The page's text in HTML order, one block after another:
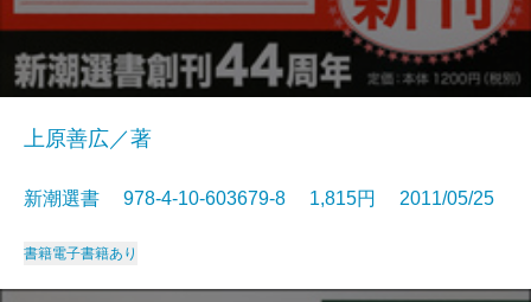
上原善広／著
新潮選書 978-4-10-603679-8 1,815円 2011/05/25
書籍電子書籍あり